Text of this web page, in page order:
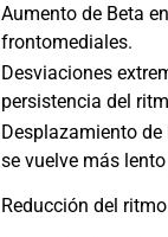
Aumento de Beta
frontomediales.
Desviaciones
persistencia del
Desplazamiento
se vuelve más
Reducción del